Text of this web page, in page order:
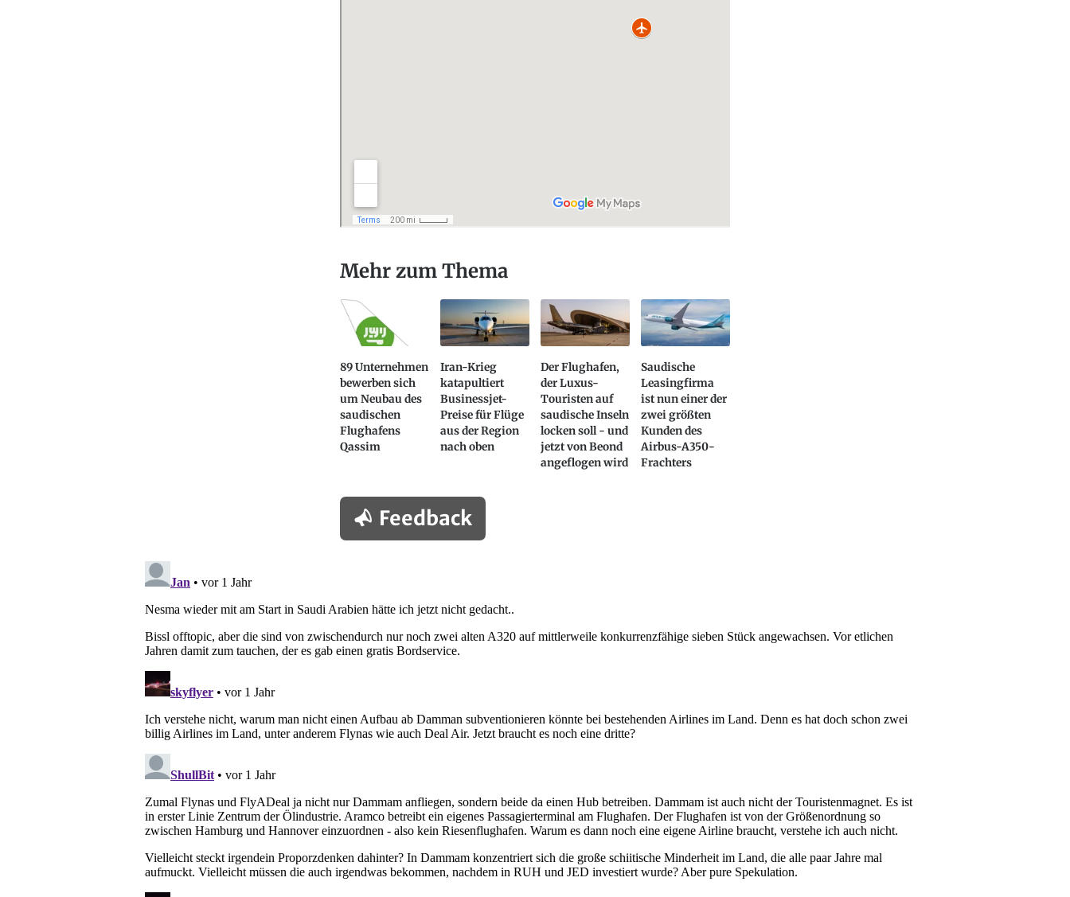
Mehr zum Thema
89 Unternehmen
bewerben sich
um Neubau des
saudischen
Flughafens
Qassim
Iran-Krieg
katapultiert
Businessjet-
Preise für Flüge
aus der Region
nach oben
Der Flughafen,
der Luxus-
Touristen auf
saudische Inseln
locken soll - und
jetzt von Beond
angeflogen wird
Saudische
Leasingfirma
ist nun einer der
zwei größten
Kunden des
Airbus-A350-
Frachters
Feedback